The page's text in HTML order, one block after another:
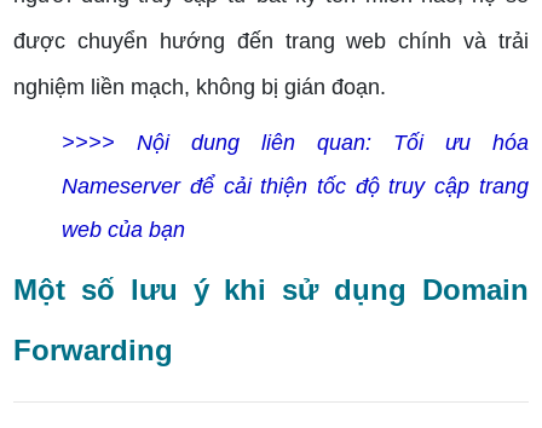
được chuyển hướng đến trang web chính và trải
nghiệm liền mạch, không bị gián đoạn.
>>>> Nội dung liên quan: Tối ưu hóa
Nameserver để cải thiện tốc độ truy cập trang
web của bạn
Một số lưu ý khi sử dụng Domain
Forwarding